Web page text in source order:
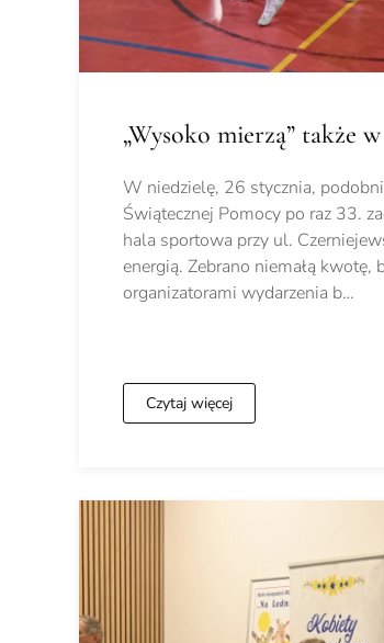
„Wysoko mierzą” także
W niedzielę, 26 stycznia,
Świątecznej Pomocy po raz 33.
hala sportowa przy ul.
energią. Zebrano niemałą
organizatorami wydarzenia b…
Czytaj więcej